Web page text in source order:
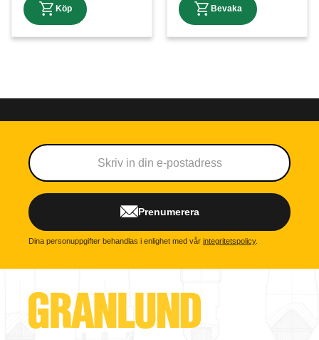
Prenumerera
Dina personuppgifter behandlas i enlighet med vår integritetspolicy.